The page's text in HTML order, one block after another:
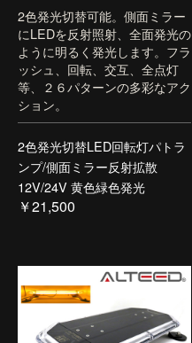
2色発光切替可能。側面ミラー
にLEDを反射照射、全面発光の
ように明るく発光します。フラ
ッシュ、回転、交互、全点灯
等、２６パターンの多彩なアク
ション。
2色発光切替LED回転灯パトラ
ンプ/側面ミラー反射拡散
12V/24V 黄色緑色発光
￥21,500